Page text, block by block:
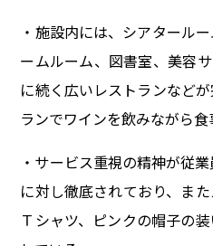
・施設内には、シアタール
ームルーム、図書室、美容
に続く広いレストランなど
ランでワインを飲みながら食
・サービス重視の精神が従
に対し徹底されており、ま
Ｔシャツ、ピンクの帽子の